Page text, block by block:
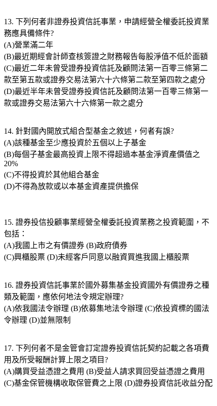
13. 下列何者非證券投資信託事業，申請經營全權委託投資業
務應具備條件?
(A)營業滿二年
(B)最近期經會計師查核簽證之財務報告每股淨值不低於面額
(C)最近二年未曾受證券投資信託及顧問法第一百零三條第二
款至第五款或證券交易法第六十六條第二款至第四款之處分
(D)最近半年未曾受證券投資信託及顧問法第一百零三條第一
款或證券交易法第六十六條第一款之處分
14. 針對國內開放式組合型基金之敘述，何者有誤?
(A)該種基金至少應投資於五個以上子基金
(B)每個子基金最高投資上限不得超過本基金淨資產價值之
20%
(C)不得投資於其他組合基金
(D)不得為放款或以本基金資產提供擔保
15. 證券投信投顧事業經營全權委託投資業務之投資範圍，不
包括：
(A)我國上市之有價證券 (B)政府債券
(C)興櫃股票 (D)未經客戶同意以融資買進我國上櫃股票
16. 證券投資信託事業於國外募集基金投資國外有價證券之種
類及範圍，應依何地法令規定辦理?
(A)依我國法令辦理 (B)依募集地法令辦理 (C)依投資標的國法
令辦理 (D)並無限制
17. 下列何者不是金管會訂定證券投資信託契約記載之各項費
用及所受報酬計算上限之項目?
(A)購買受益憑證之費用 (B)受益人請求買回受益憑證之費用
(C)基金保管機構收取保管費之上限 (D)證券投資信託收益分配